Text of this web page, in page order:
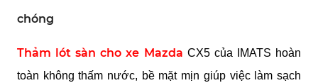
chóng
Thảm lót sàn cho xe Mazda CX5 của IMATS hoàn
toàn không thấm nước, bề mặt mịn giúp việc làm sạch